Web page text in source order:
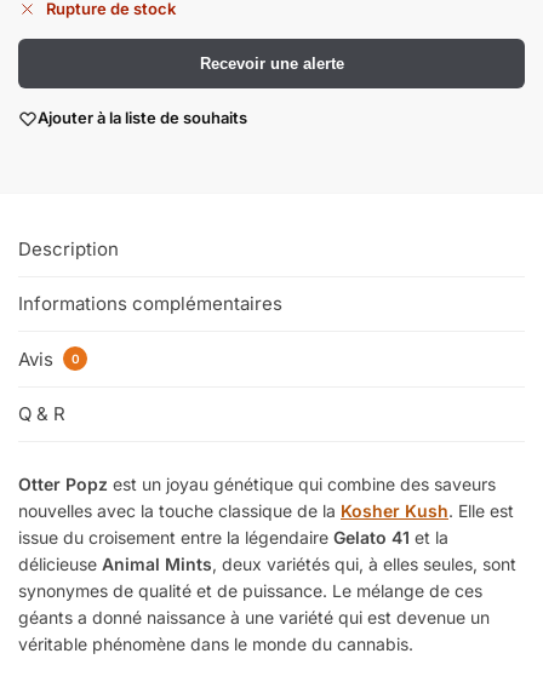
Rupture de stock
Recevoir une alerte
Ajouter à la liste de souhaits
Description
Informations complémentaires
Avis 0
Q & R
Otter Popz est un joyau génétique qui combine des saveurs
nouvelles avec la touche classique de la Kosher Kush. Elle est
issue du croisement entre la légendaire Gelato 41 et la
délicieuse Animal Mints, deux variétés qui, à elles seules, sont
synonymes de qualité et de puissance. Le mélange de ces
géants a donné naissance à une variété qui est devenue un
véritable phénomène dans le monde du cannabis.